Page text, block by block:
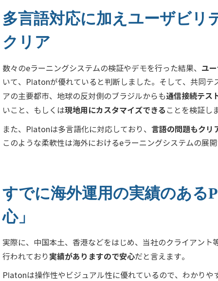
多言語対応に加えユーザビリ
クリア
数々のeラーニングシステムの検証やデモを行った結果、 ユ
いて、Platonが優れていると判断しました。そして、共同テ
アの主要都市、地球の反対側のブラジルからも通信接続テス
いこと、もしくは現地用にカスタマイズできる ことを検証し
また、Platonは多言語化に対応しており、 言語の問題もクリ
このような柔軟性は海外におけるeラーニングシステムの展
すでに海外運用の実績のある
心」
実際に、中国本土、香港などをはじめ、当社のクライアン
行われており 実績がありますので安心だと言えます。
Platonは操作性やビジュアル性に優れているので、わかりや